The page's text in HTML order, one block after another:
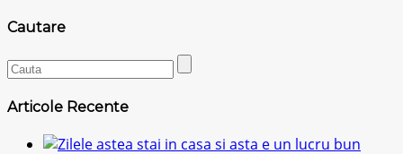
Cautare
Articole Recente